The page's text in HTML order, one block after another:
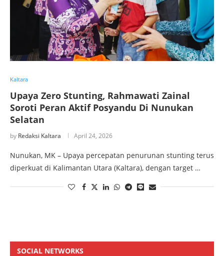
Kaltara
Upaya Zero Stunting, Rahmawati Zainal
Soroti Peran Aktif Posyandu Di Nunukan
Selatan
by Redaksi Kaltara April 24, 2026
Nunukan, MK – Upaya percepatan penurunan stunting terus
diperkuat di Kalimantan Utara (Kaltara), dengan target …
SOCIAL NETWORKS